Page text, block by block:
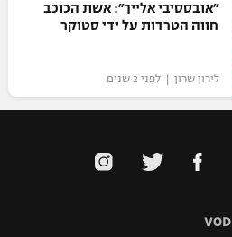
״אובססיבי אלייך״: אשת הכוכב
חווה הטרדות על ידי סטוקר
לירון שרון | לפני 2 שנים
VOD